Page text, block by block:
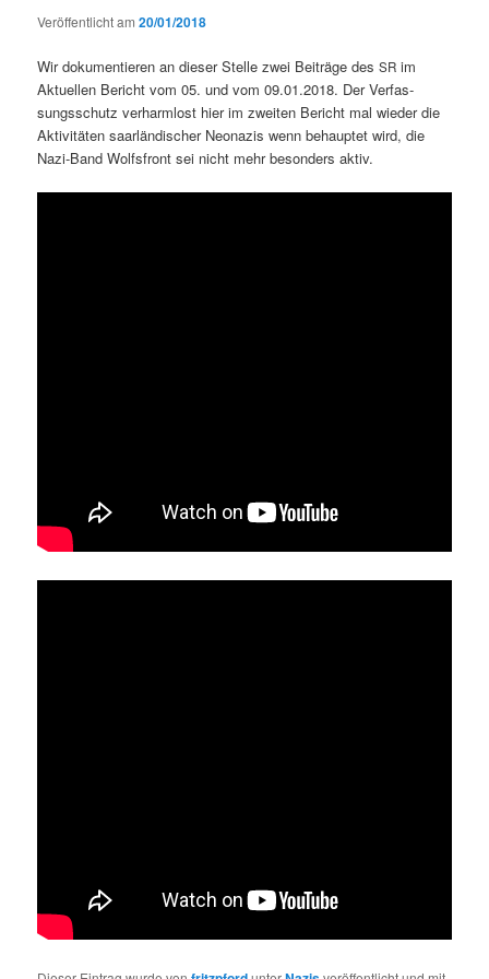
Veröffentlicht am20/01/2018
Wir doku­men­tieren an dieser Stelle zwei Beiträge desSR im
Aktuellen Bericht vom 05. und vom 09.01.2018. Der Ver­fas­
sungss­chutz ver­harm­lost hier im zweit­en Bericht mal wieder die
Aktiv­itäten saar­ländis­ch­er Neon­azis wenn behauptet wird, die
Nazi-Band Wolfs­front sei nicht mehr beson­ders aktiv.